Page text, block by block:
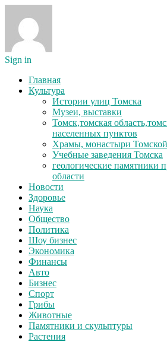
Sign in
Главная
Культура
Истории улиц Томска
Музеи, выставки
Томск,томская
населенных пунктов
Храмы, монастыри Томской
Учебные заведения Томска
геологические памятники
области
Новости
Здоровье
Наука
Общество
Политика
Шоу бизнес
Экономика
Финансы
Авто
Бизнес
Спорт
Грибы
Животные
Памятники и скульптуры
Растения